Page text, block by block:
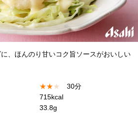
、ほんのり甘いコク旨ソースがおいしい
★★★
30分
715kcal
33.8g